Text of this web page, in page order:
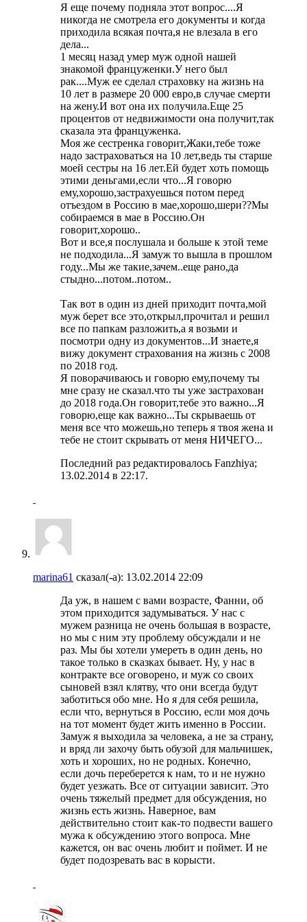
Я еще почему подняла этот вопрос....Я
никогда не смотрела его документы и когда
приходила всякая почта,я не влезала в его
дела...
1 месяц назад умер муж одной нашей
знакомой француженки.У него был
рак....Муж ее сделал страховку на жизнь на
10 лет в размере 20 000 евро,в случае смерти
на жену.И вот она их получила.Еще 25
процентов от недвижимости она получит,так
сказала эта француженка.
Моя же сестренка говорит,Жаки,тебе тоже
надо застраховаться на 10 лет,ведь ты старше
моей сестры на 16 лет.Ей будет хоть помощь
этими деньгами,если что...Я говорю
ему,хорошо,застрахуешься потом перед
отъездом в Россию в мае,хорошо,шери??Мы
собираемся в мае в Россию.Он
говорит,хорошо..
Вот и все,я послушала и больше к этой теме
не подходила...Я замуж то вышла в прошлом
году...Мы же такие,зачем..еще рано,да
стыдно...потом..потом..
Так вот в один из дней приходит почта,мой
муж берет все это,открыл,прочитал и решил
все по папкам разложить,а я возьми и
посмотри одну из документов...И знаете,я
вижу документ страхования на жизнь с 2008
по 2018 год.
Я поворачиваюсь и говорю ему,почему ты
мне сразу не сказал.что ты уже застрахован
до 2018 года.Он говорит,тебе это важно...Я
говорю,еще как важно...Ты скрываешь от
меня все что можешь,но теперь я твоя жена и
тебе не стоит скрывать от меня НИЧЕГО...
Последний раз редактировалось Fanzhiya;
13.02.2014 в 22:17.
marina61 сказал(-а): 13.02.2014 22:09
Да уж, в нашем с вами возрасте, Фанни, об
этом приходится задумываться. У нас с
мужем разница не очень большая в возрасте,
но мы с ним эту проблему обсуждали и не
раз. Мы бы хотели умереть в один день, но
такое только в сказках бывает. Ну, у нас в
контракте все оговорено, и муж со своих
сыновей взял клятву, что они всегда будут
заботиться обо мне. Но я для себя решила,
если что, вернуться в Россию, если моя дочь
на тот момент будет жить именно в России.
Замуж я выходила за человека, а не за страну,
и вряд ли захочу быть обузой для мальчишек,
хоть и хороших, но не родных. Конечно,
если дочь переберется к нам, то и не нужно
будет уезжать. Все от ситуации зависит. Это
очень тяжелый предмет для обсуждения, но
жизнь есть жизнь. Наверное, вам
действительно стоит как-то подвести вашего
мужа к обсуждению этого вопроса. Мне
кажется, он вас очень любит и поймет. И не
будет подозревать вас в корысти.